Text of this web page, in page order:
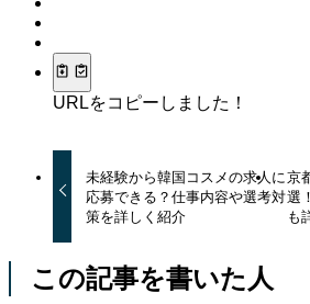
URLをコピーしました！
未経験から韓国コスメの求人に
応募できる？仕事内容や選考対
策を詳しく紹介
京
選
も
この記事を書いた人